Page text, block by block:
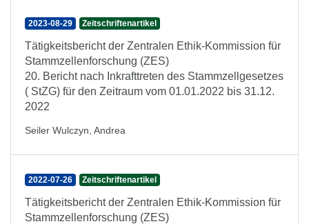
2023-08-29 Zeitschriftenartikel
Tätigkeitsbericht der Zentralen Ethik-Kommission für
Stammzellenforschung (ZES)
20. Bericht nach Inkrafttreten des Stammzellgesetzes
( StZG) für den Zeitraum vom 01.01.2022 bis 31.12.
2022
Seiler Wulczyn, Andrea
2022-07-26 Zeitschriftenartikel
Tätigkeitsbericht der Zentralen Ethik-Kommission für
Stammzellenforschung (ZES)